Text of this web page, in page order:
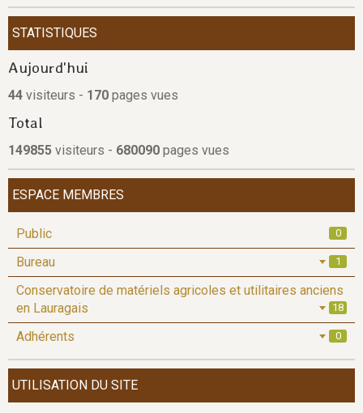
STATISTIQUES
Aujourd'hui
44 visiteurs - 170 pages vues
Total
149855 visiteurs - 680090 pages vues
ESPACE MEMBRES
Public 0
Bureau 1
Conservatoire de matériels agricoles et utilitaires anciens
en Lauragais
18
Adhérents 0
UTILISATION DU SITE